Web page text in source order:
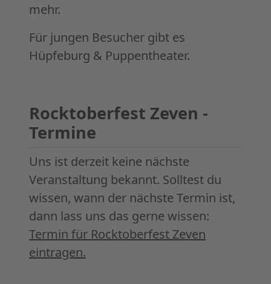
mehr.
Für jungen Besucher gibt es
Hüpfeburg & Puppentheater.
Rocktoberfest Zeven -
Termine
Uns ist derzeit keine nächste
Veranstaltung bekannt. Solltest du
wissen, wann der nächste Termin ist,
dann lass uns das gerne wissen:
Termin für Rocktoberfest Zeven
eintragen.